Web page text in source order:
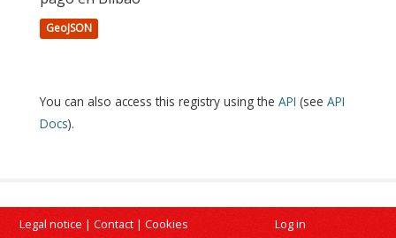
GeoJSON
You can also access this registry using the API (see API
Docs).
Legal notice | Contact | Cookies Log in